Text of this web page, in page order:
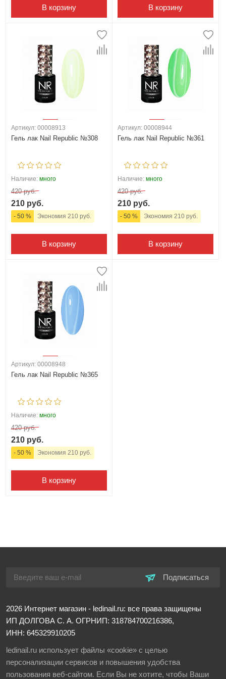
В корзину В корзину
Артикул: 00008913
Гель лак Nail Republic №308
Наличие: много
420 руб.
210 руб.
- 50 % Экономия 210 руб.
В корзину
Артикул: 00008944
Гель лак Nail Republic №361
Наличие: много
420 руб.
210 руб.
- 50 % Экономия 210 руб.
В корзину
Артикул: 00008948
Гель лак Nail Republic №365
Наличие: много
420 руб.
210 руб.
- 50 % Экономия 210 руб.
В корзину
Подписаться
2026 Интернет магазин - ledinail.ru: все права защищены
ИП ДОЛГОВА С. А. ОГРНИП: 318784700216386,
ИНН: 645329910205
ledinail.ru использует файлы «cookie» с целью
персонализации сервисов и повышения удобства
пользования веб-сайтом. Если Вы не хотите, чтобы Ваши